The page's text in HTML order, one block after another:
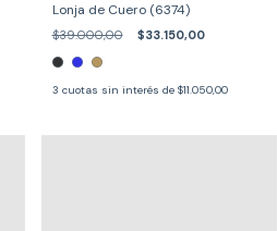
Lonja de Cuero (6374)
$39.000,00 $33.150,00
3 cuotas sin interés de $11.050,00